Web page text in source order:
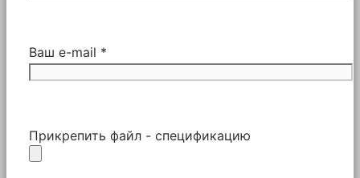
Ваш e-mail *
Прикрепить файл - спецификацию